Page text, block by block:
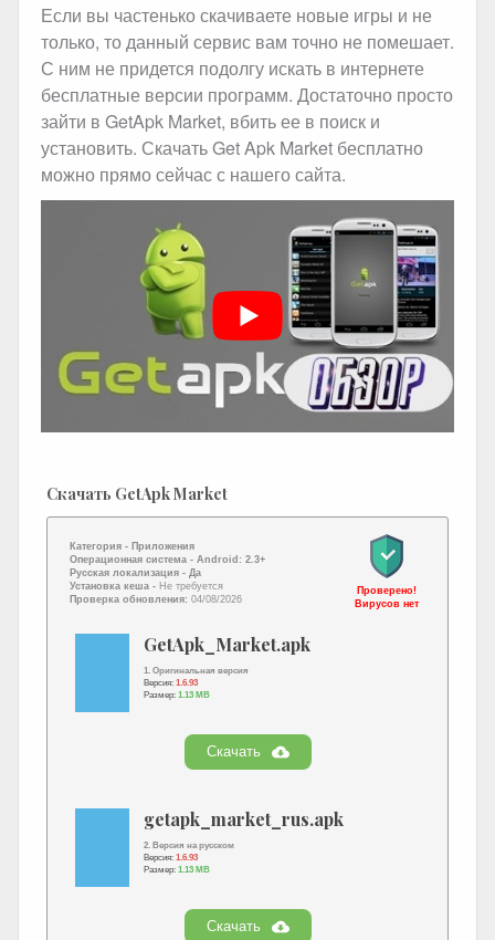
Если вы частенько скачиваете новые игры и не
только, то данный сервис вам точно не помешает.
С ним не придется подолгу искать в интернете
бесплатные версии программ. Достаточно просто
зайти в GetApk Market, вбить ее в поиск и
установить. Скачать Get Apk Market бесплатно
можно прямо сейчас с нашего сайта.
Скачать GetApk Market
Категория - Приложения
Операционная система - Android: 2.3+
Русская локализация - Да
Установка кеша - Не требуется
Проверка обновления: 04/08/2026
Проверено!
Вирусов нет
GetApk_Market.apk
1. Оригинальная версия
Версия: 1.6.93
Размер: 1.13 MB
Скачать
getapk_market_rus.apk
2. Версия на русском
Версия: 1.6.93
Размер: 1.13 MB
Скачать